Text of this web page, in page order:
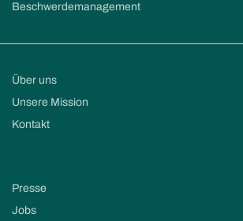
Beschwerdemanagement
Über uns
Unsere Mission
Kontakt
Presse
Jobs